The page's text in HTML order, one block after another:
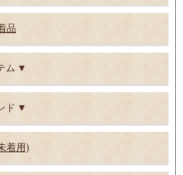
品
ム
ド
着用)